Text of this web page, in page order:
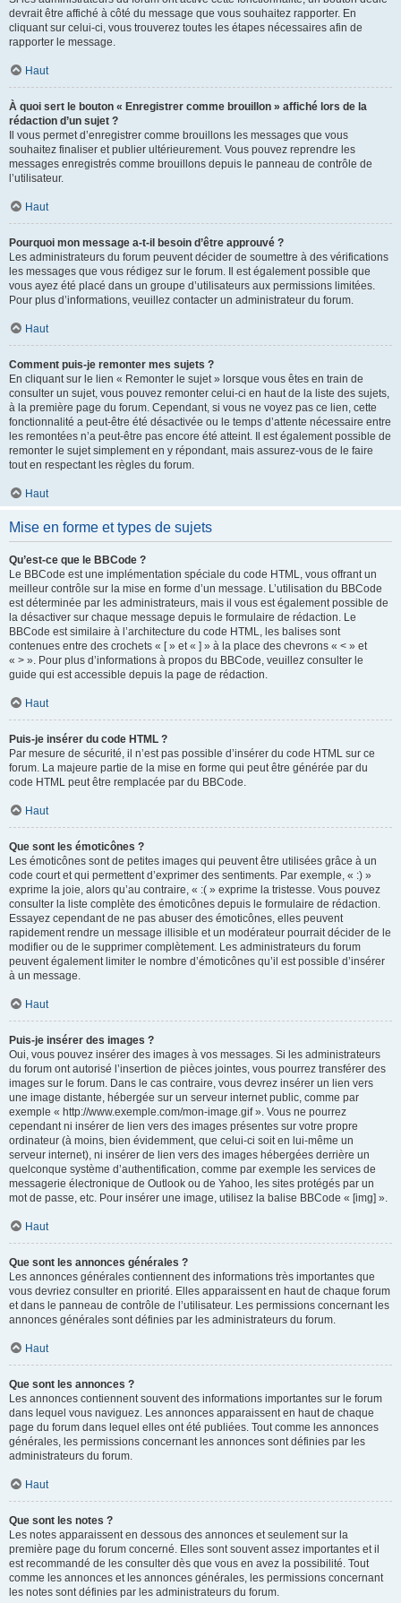
devrait être affiché à côté du message que vous souhaitez rapporter. En
cliquant sur celui-ci, vous trouverez toutes les étapes nécessaires afin de
rapporter le message.
Haut
À quoi sert le bouton « Enregistrer comme brouillon » affiché lors de la
rédaction d’un sujet ?
Il vous permet d’enregistrer comme brouillons les messages que vous
souhaitez finaliser et publier ultérieurement. Vous pouvez reprendre les
messages enregistrés comme brouillons depuis le panneau de contrôle de
l’utilisateur.
Haut
Pourquoi mon message a-t-il besoin d’être approuvé ?
Les administrateurs du forum peuvent décider de soumettre à des vérifications
les messages que vous rédigez sur le forum. Il est également possible que
vous ayez été placé dans un groupe d’utilisateurs aux permissions limitées.
Pour plus d’informations, veuillez contacter un administrateur du forum.
Haut
Comment puis-je remonter mes sujets ?
En cliquant sur le lien « Remonter le sujet » lorsque vous êtes en train de
consulter un sujet, vous pouvez remonter celui-ci en haut de la liste des sujets,
à la première page du forum. Cependant, si vous ne voyez pas ce lien, cette
fonctionnalité a peut-être été désactivée ou le temps d’attente nécessaire entre
les remontées n’a peut-être pas encore été atteint. Il est également possible de
remonter le sujet simplement en y répondant, mais assurez-vous de le faire
tout en respectant les règles du forum.
Haut
Mise en forme et types de sujets
Qu’est-ce que le BBCode ?
Le BBCode est une implémentation spéciale du code HTML, vous offrant un
meilleur contrôle sur la mise en forme d’un message. L’utilisation du BBCode
est déterminée par les administrateurs, mais il vous est également possible de
la désactiver sur chaque message depuis le formulaire de rédaction. Le
BBCode est similaire à l’architecture du code HTML, les balises sont
contenues entre des crochets « [ » et « ] » à la place des chevrons « < » et
« > ». Pour plus d’informations à propos du BBCode, veuillez consulter le
guide qui est accessible depuis la page de rédaction.
Haut
Puis-je insérer du code HTML ?
Par mesure de sécurité, il n’est pas possible d’insérer du code HTML sur ce
forum. La majeure partie de la mise en forme qui peut être générée par du
code HTML peut être remplacée par du BBCode.
Haut
Que sont les émoticônes ?
Les émoticônes sont de petites images qui peuvent être utilisées grâce à un
code court et qui permettent d’exprimer des sentiments. Par exemple, « :) »
exprime la joie, alors qu’au contraire, « :( » exprime la tristesse. Vous pouvez
consulter la liste complète des émoticônes depuis le formulaire de rédaction.
Essayez cependant de ne pas abuser des émoticônes, elles peuvent
rapidement rendre un message illisible et un modérateur pourrait décider de le
modifier ou de le supprimer complètement. Les administrateurs du forum
peuvent également limiter le nombre d’émoticônes qu’il est possible d’insérer
à un message.
Haut
Puis-je insérer des images ?
Oui, vous pouvez insérer des images à vos messages. Si les administrateurs
du forum ont autorisé l’insertion de pièces jointes, vous pourrez transférer des
images sur le forum. Dans le cas contraire, vous devrez insérer un lien vers
une image distante, hébergée sur un serveur internet public, comme par
exemple « http://www.exemple.com/mon-image.gif ». Vous ne pourrez
cependant ni insérer de lien vers des images présentes sur votre propre
ordinateur (à moins, bien évidemment, que celui-ci soit en lui-même un
serveur internet), ni insérer de lien vers des images hébergées derrière un
quelconque système d’authentification, comme par exemple les services de
messagerie électronique de Outlook ou de Yahoo, les sites protégés par un
mot de passe, etc. Pour insérer une image, utilisez la balise BBCode « [img] ».
Haut
Que sont les annonces générales ?
Les annonces générales contiennent des informations très importantes que
vous devriez consulter en priorité. Elles apparaissent en haut de chaque forum
et dans le panneau de contrôle de l’utilisateur. Les permissions concernant les
annonces générales sont définies par les administrateurs du forum.
Haut
Que sont les annonces ?
Les annonces contiennent souvent des informations importantes sur le forum
dans lequel vous naviguez. Les annonces apparaissent en haut de chaque
page du forum dans lequel elles ont été publiées. Tout comme les annonces
générales, les permissions concernant les annonces sont définies par les
administrateurs du forum.
Haut
Que sont les notes ?
Les notes apparaissent en dessous des annonces et seulement sur la
première page du forum concerné. Elles sont souvent assez importantes et il
est recommandé de les consulter dès que vous en avez la possibilité. Tout
comme les annonces et les annonces générales, les permissions concernant
les notes sont définies par les administrateurs du forum.